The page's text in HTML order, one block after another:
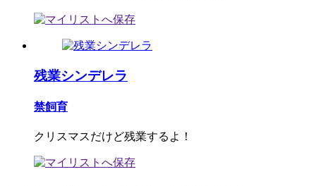
残業シンデレラ
禁飼育
クリスマスだけど残業するよ！